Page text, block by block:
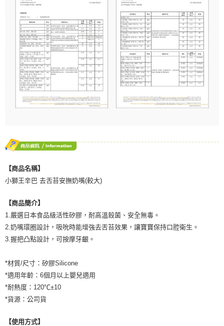
【商品名稱】
小獅王辛巴 去舌苔安撫奶嘴(較大)
【商品簡介】
1.嚴選日本食品級活性矽膠，耐高溫殺菌、安全無毒。
2.奶嘴環圈設計，吸吮時能增強去舌苔效果，讓寶寶保持口腔衛生。
3.握把凸點設計，可按摩牙齦。
*材質/尺寸：矽膠Silicone
*適用年齡：6個月以上嬰兒適用
*耐熱度：120℃±10
*貨源：公司貨
【使用方式】